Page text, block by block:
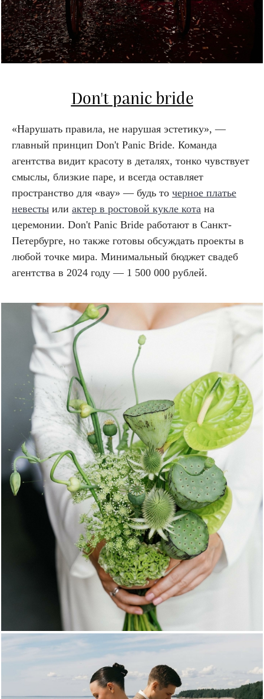
Don't panic bride
«Нарушать правила, не нарушая эстетику», —
главный принцип Don't Panic Bride. Команда
агентства видит красоту в деталях, тонко чувствует
смыслы, близкие паре, и всегда оставляет
пространство для «вау» — будь то черное платье
невесты или актер в ростовой кукле кота на
церемонии. Don't Panic Bride работают в Санкт-
Петербурге, но также готовы обсуждать проекты в
любой точке мира. Минимальный бюджет свадеб
агентства в 2024 году — 1 500 000 рублей.